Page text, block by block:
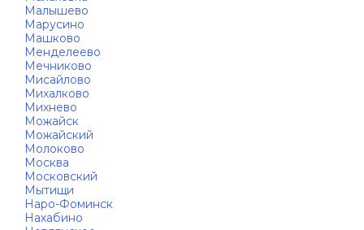
Малышево
Марусино
Машково
Менделеево
Мечниково
Мисайлово
Михалково
Михнево
Можайск
Можайский
Молоково
Москва
Московский
Мытищи
Наро-Фоминск
Нахабино